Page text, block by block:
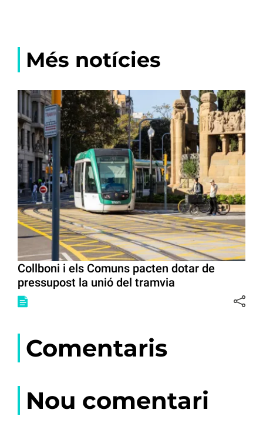
Més notícies
Collboni i els Comuns pacten dotar de
pressupost la unió del tramvia
Comentaris
Nou comentari